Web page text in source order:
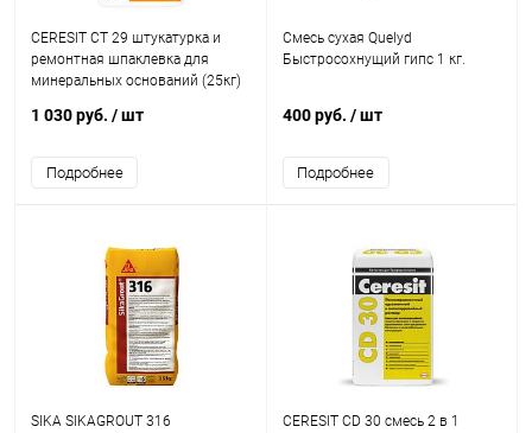
CERESIT CT 29 штукатурка и
ремонтная шпаклевка для
минеральных оснований (25кг)
1 030 руб. / шт
Подробнее
Смесь сухая Quelyd
Быстросохнущий гипс 1 кг.
400 руб. / шт
Подробнее
SIKA SIKAGROUT 316
CERESIT CD 30 смесь 2 в 1